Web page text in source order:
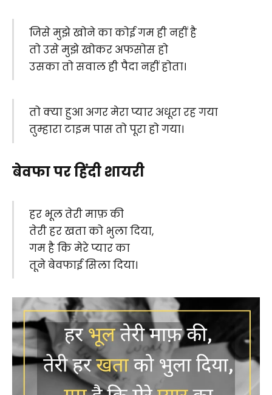
जिसे मुझे खोने का कोई गम ही नहीं है
तो उसे मुझे खोकर अफसोस हो
उसका तो सवाल ही पैदा नहीं होता।
तो क्या हुआ अगर मेरा प्यार अधूरा रह गया
तुम्हारा टाइम पास तो पूरा हो गया।
बेवफा पर हिंदी शायरी
हर भूल तेरी माफ़ की
तेरी हर खता को भुला दिया,
गम है कि मेरे प्यार का
तूने बेवफाई सिला दिया।